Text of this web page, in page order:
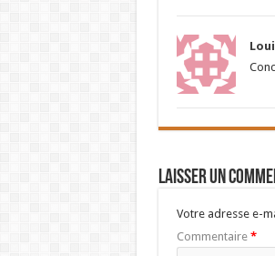
Laisser un
Votre adresse e-
Commentaire *